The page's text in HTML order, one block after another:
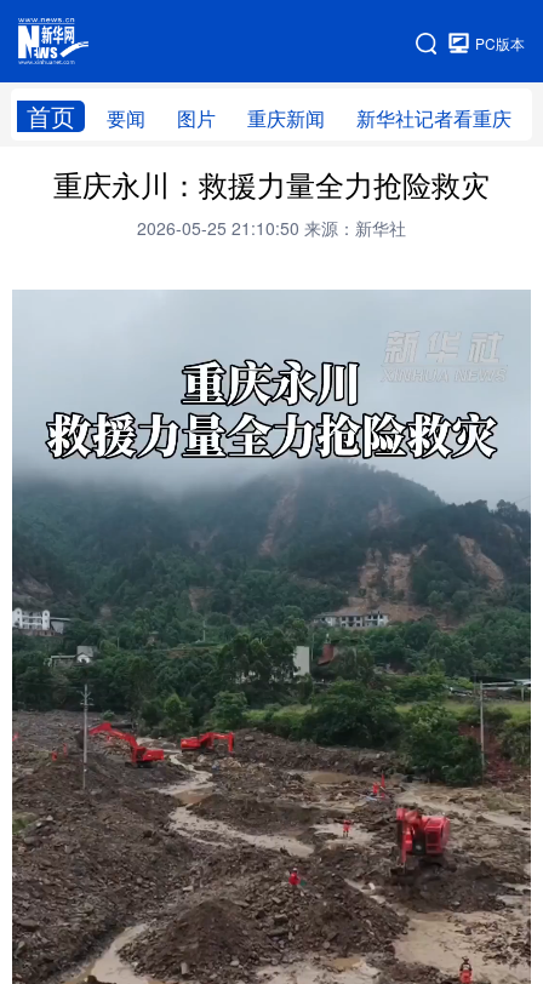
PC版本
首页 要闻 图片 重庆新闻 新华社记者看重庆
网站地图
重庆永川：救援力量全力抢险救灾
2026-05-25 21:10:50 来源：新华社